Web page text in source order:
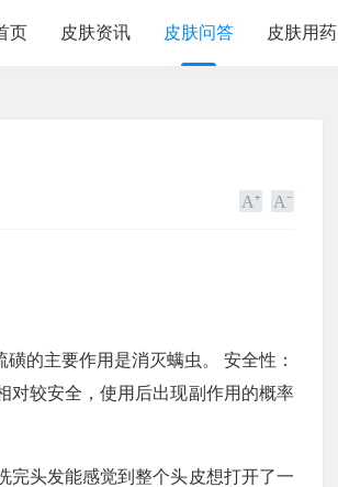
页 皮肤资讯 皮肤问答 皮肤用药
的主要作用是消灭螨虫。 安全性：
对较安全，使用后出现副作用的概率
完头发能感觉到整个头皮想打开了一